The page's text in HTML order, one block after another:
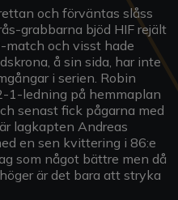
och förväntas slåss
grabbarna bjöd HIF rejält
och visst hade
å sin sida, har inte
i serien. Robin
1-ledning på hemmaplan
senast fick pågarna med
lagkapten Andreas
en sen kvittering i 86:e
som något bättre men då
är det bara att stryka